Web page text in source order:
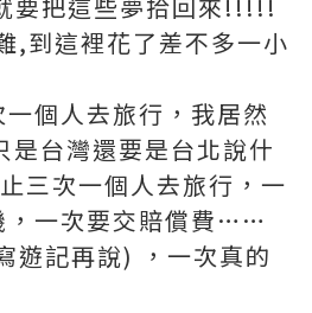
,到這裡花了差不多一小
個人去旅行，我居然
台灣還要是台北說什
三次一個人去旅行，一
，一次要交賠償費……
遊記再說) ，一次真的